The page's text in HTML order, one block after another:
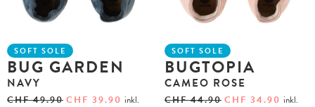
SOFT SOLE
BUG GARDEN
NAVY
CHF49.90 CHF 39.90 inkl.
SOFT SOLE
BUGTOPIA
CAMEO ROSE
CHF44.90 CHF 34.90 inkl.